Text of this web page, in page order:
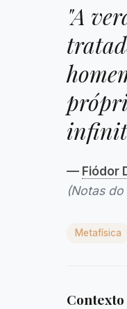
"A
— Fiódor
(Notas
Metafísica
Contexto